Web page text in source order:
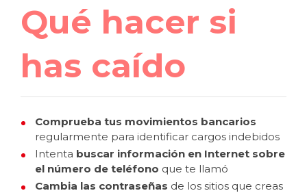
Qué hacer si
has caído
Comprueba tus movimientos bancarios
regularmente para identificar cargos indebidos
Intenta buscar información en Internet sobre
el número de teléfono que te llamó
Cambia las contraseñas de los sitios que creas